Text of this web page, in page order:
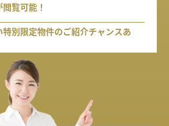
覧可能！
別限定物件のご紹介チャンスあ